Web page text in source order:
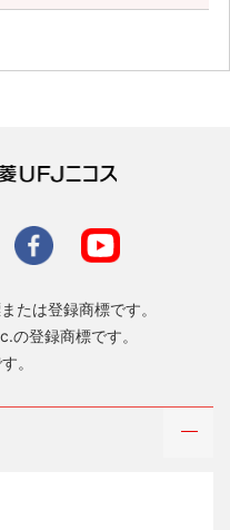
たは登録商標です。
登録商標です。
。